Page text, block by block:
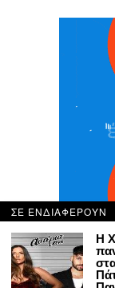
Δήλωση
ΣΕ ΕΝΔΙΑΦΕΡΟΥΝ
Η